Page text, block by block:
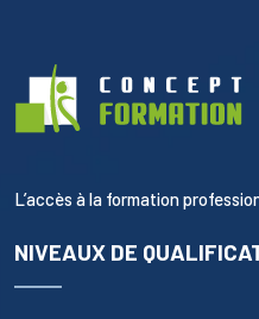
L’accès à la formation
NIVEAUX DE